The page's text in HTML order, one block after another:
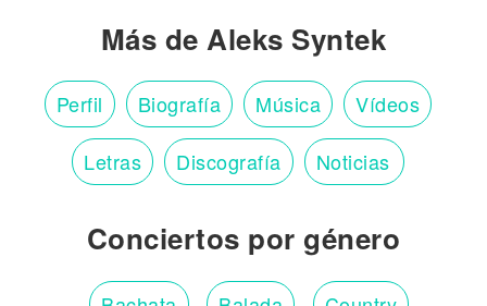
Más de Aleks Syntek
Perfil Biografía Música Vídeos
Letras Discografía Noticias
Conciertos por género